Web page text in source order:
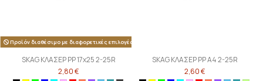
Προϊόν διαθέσιμο με διαφορετικές επιλογές
SKAG ΚΛΑΣΕΡ PP 17x25 2-25R
2,80 €
SKAG ΚΛΑΣΕΡ PP Α4 2-25R
2,60 €